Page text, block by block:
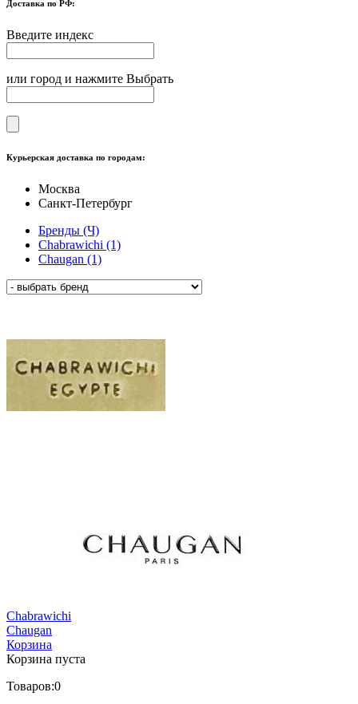
Доставка по РФ:
Введите индекс
или город и нажмите Выбрать
Курьерская доставка по городам:
Москва
Санкт-Петербург
Бренды (Ч)
Chabrawichi (1)
Chaugan (1)
Chabrawichi
Chaugan
Корзина
Корзина пуста
Товаров:0